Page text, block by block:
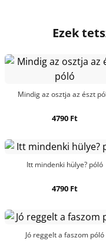
Ezek
Mindig az osztja az észt
4790 Ft
Itt mindenki hülye? póló
4790 Ft
Jó reggelt a faszom póló